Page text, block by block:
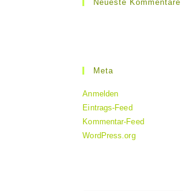
Neueste Kommentare
Meta
Anmelden
Eintrags-Feed
Kommentar-Feed
WordPress.org